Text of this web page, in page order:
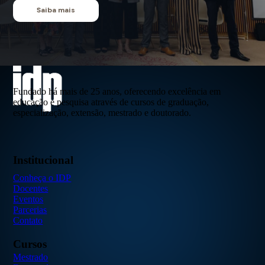
Saiba mais
Fundado há mais de 25 anos, oferecendo excelência em
educação e pesquisa através de cursos de graduação,
especialização, extensão, mestrado e doutorado.
Institucional
Conheça o IDP
Docentes
Eventos
Parcerias
Contato
Cursos
Mestrado